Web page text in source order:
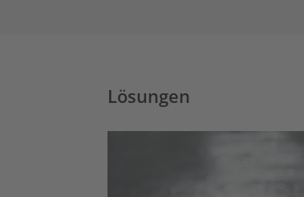
Lösungen